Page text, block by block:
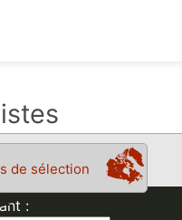
de sélection
: